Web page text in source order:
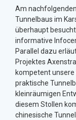
Am
Tunnelbaus im
überhaupt
informative
Parallel dazu
Projektes
kompetent unsere
praktische
kleinräumigen
diesem Stollen
chinesische